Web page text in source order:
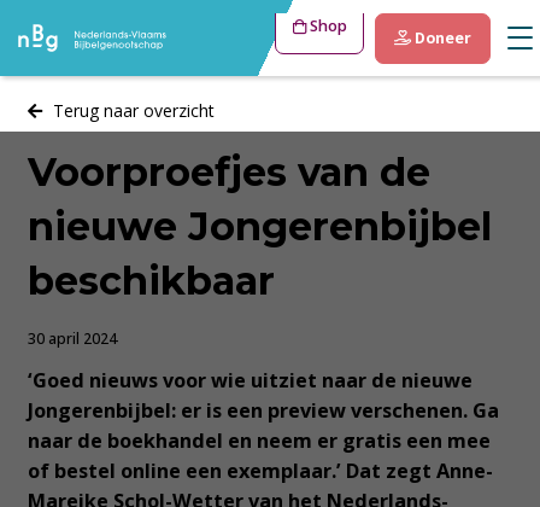
Shop
Doneer
Terug naar overzicht
Voorproefjes van de
nieuwe Jongerenbijbel
beschikbaar
30 april 2024
‘Goed nieuws voor wie uitziet naar de nieuwe
Jongerenbijbel: er is een preview verschenen. Ga
naar de boekhandel en neem er gratis een mee
of bestel online een exemplaar.’ Dat zegt Anne-
Mareike Schol-Wetter van het Nederlands-